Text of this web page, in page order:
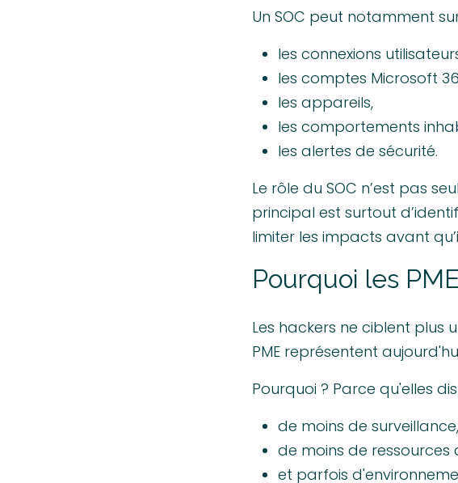
Un SOC peut notamment
les connexions
les comptes Microsoft
les appareils,
les comportements
les alertes de sécurité.
Le rôle du SOC n’est pas
principal est surtout
limiter les impacts avant
Pourquoi les
Les hackers ne ciblent plus
PME représentent
Pourquoi ? Parce qu'elles
de moins de surveillance,
de moins de
et parfois